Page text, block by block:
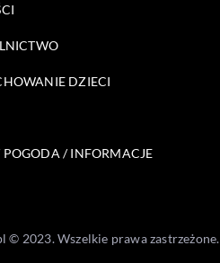
DZIECI
/ INFORMACJE
© 2023. Wszelkie prawa zastrzeżone.